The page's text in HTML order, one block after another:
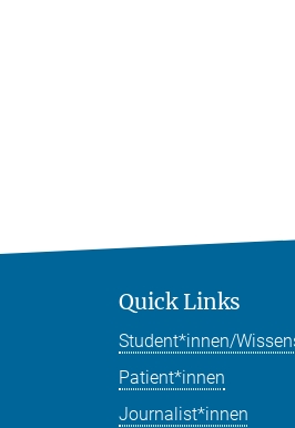
Quick Links
Student*innen/
Patient*innen
Journalist*innen